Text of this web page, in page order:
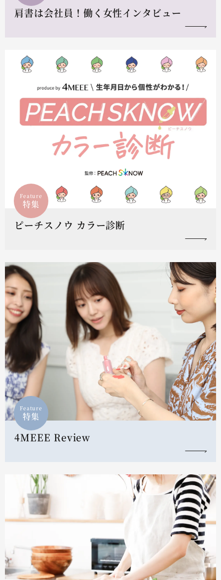
肩書は会社員！働く女性インタビュー
Feature
特集
ピーチスノウ カラー診断
Feature
特集
4MEEE Review